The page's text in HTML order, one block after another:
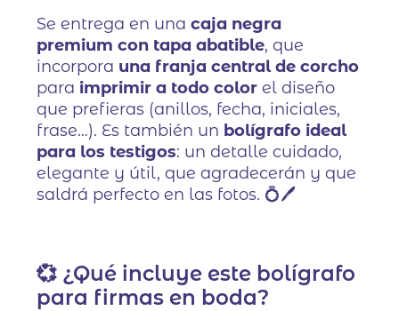
Se entrega en unacaja negra
premium con tapa abatible, que
incorpora una franja central de corcho
para imprimir a todo color el diseño
que prefieras (anillos, fecha, iniciales,
frase…). Es también un bolígrafo ideal
para los testigos: un detalle cuidado,
elegante y útil, que agradecerán y que
saldrá perfecto en las fotos. 💍🖊️
💞 ¿Qué incluye este bolígrafo
para firmas en boda?